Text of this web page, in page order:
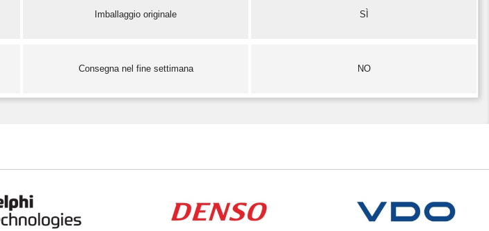
Imballaggio originale SÌ
Consegna nel fine settimana NO